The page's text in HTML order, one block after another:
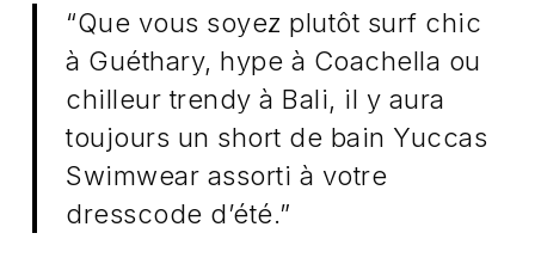
“Que vous soyez plutôt surf chic
à Guéthary, hype à Coachella ou
chilleur trendy à Bali, il y aura
toujours un short de bain Yuccas
Swimwear assorti à votre
dresscode d’été.”